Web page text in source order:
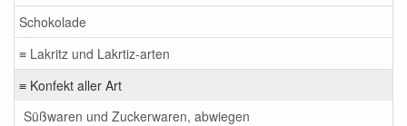
Schokolade
≡ Lakritz und Lakrtiz-arten
≡ Konfekt aller Art
Süßwaren und Zuckerwaren, abwiegen